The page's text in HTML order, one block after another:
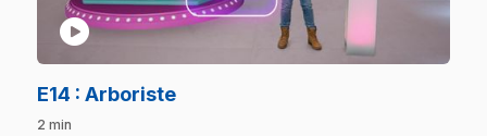
play_circle
E14 : Arboriste.
2 min